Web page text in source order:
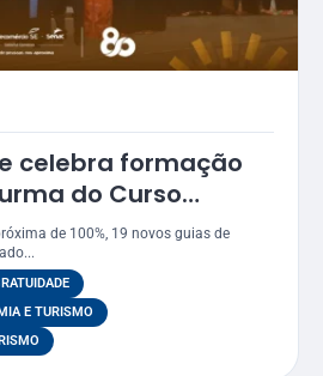
celebra formação
do Curso
de Turismo pelo
de 100%, 19 novos guias de
E TURISMO